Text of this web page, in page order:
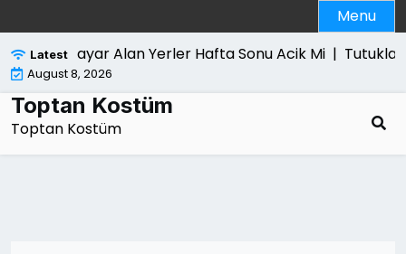
to
content
Menu
Latest
Bilgisayar Alan Yerler Hafta Sonu Acik Mi |
August 8, 2026
Toptan Kostüm
Toptan Kostüm